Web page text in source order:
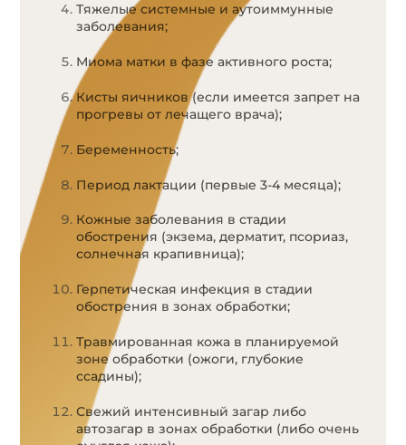
Тяжелые системные и аутоиммунные
заболевания;
Миома матки в фазе активного роста;
Кисты яичников (если имеется запрет на
прогревы от лечащего врача);
Беременность;
Период лактации (первые 3-4 месяца);
Кожные заболевания в стадии
обострения (экзема, дерматит, псориаз,
солнечная крапивница);
Герпетическая инфекция в стадии
обострения в зонах обработки;
Травмированная кожа в планируемой
зоне обработки (ожоги, глубокие
ссадины);
Свежий интенсивный загар либо
автозагар в зонах обработки (либо очень